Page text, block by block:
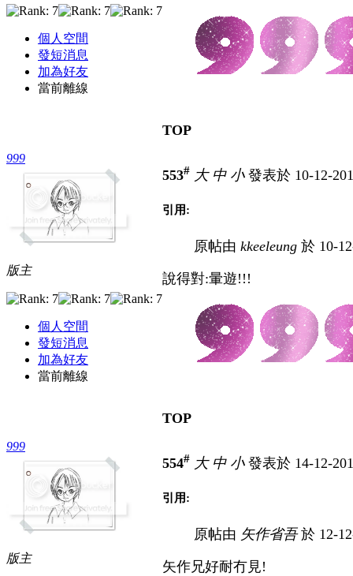
個人空間
發短消息
加為好友
當前離線
TOP
999
版主
個人空間
發短消息
加為好友
當前離線
553# 大 中 小發表於 10-12-
引用:
原帖由 kkeeleung 於 10-
說得對:暈遊!!!
TOP
999
版主
554# 大 中 小發表於 14-12-
引用:
原帖由 矢作省吾於 12-
矢作兄好耐冇見!